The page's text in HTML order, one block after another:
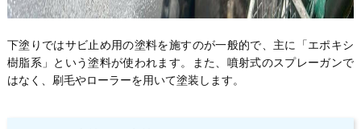
下塗りではサビ止め用の塗料を施すのが一般的で、主に「エポキシ
樹脂系」という塗料が使われます。また、噴射式のスプレーガンで
はなく、刷毛やローラーを用いて塗装します。